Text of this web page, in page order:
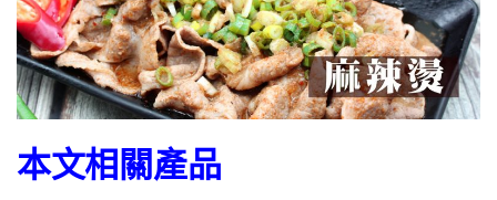
本文相關產品